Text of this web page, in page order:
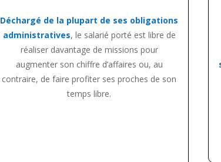
Déchargé de la plupart de ses obligations
administratives, le salarié porté est libre de
réaliser davantage de missions pour
augmenter son chiffre d’affaires ou, au
contraire, de faire profiter ses proches de son
temps libre.